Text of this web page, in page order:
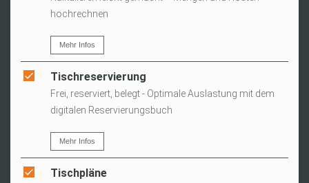
hochrechnen
Mehr Infos
Tischreservierung
Frei, reserviert, belegt - Optimale Auslastung mit dem
digitalen Reservierungsbuch
Mehr Infos
Tischpläne